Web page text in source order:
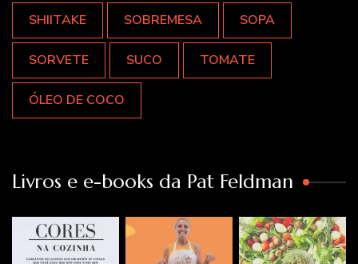
SHIITAKE SOBREMESA SOPA
SORVETE SUCO TOMATE
ÓLEO DE COCO
Livros e e-books da Pat Feldman